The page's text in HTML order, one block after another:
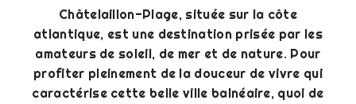
Châtelaillon-Plage, située sur la côte
atlantique, est une destination prisée par les
amateurs de soleil, de mer et de nature. Pour
profiter pleinement de la douceur de vivre qui
caractérise cette belle ville balnéaire, quoi de